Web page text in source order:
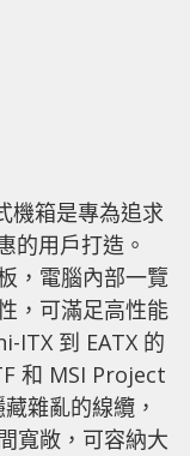
機箱是專為追求
的用戶打造。
，電腦內部一覽
，可滿足高性能
ITX 到 EATX 的
和 MSI Project
雜亂的線纜，
寬敞，可容納大